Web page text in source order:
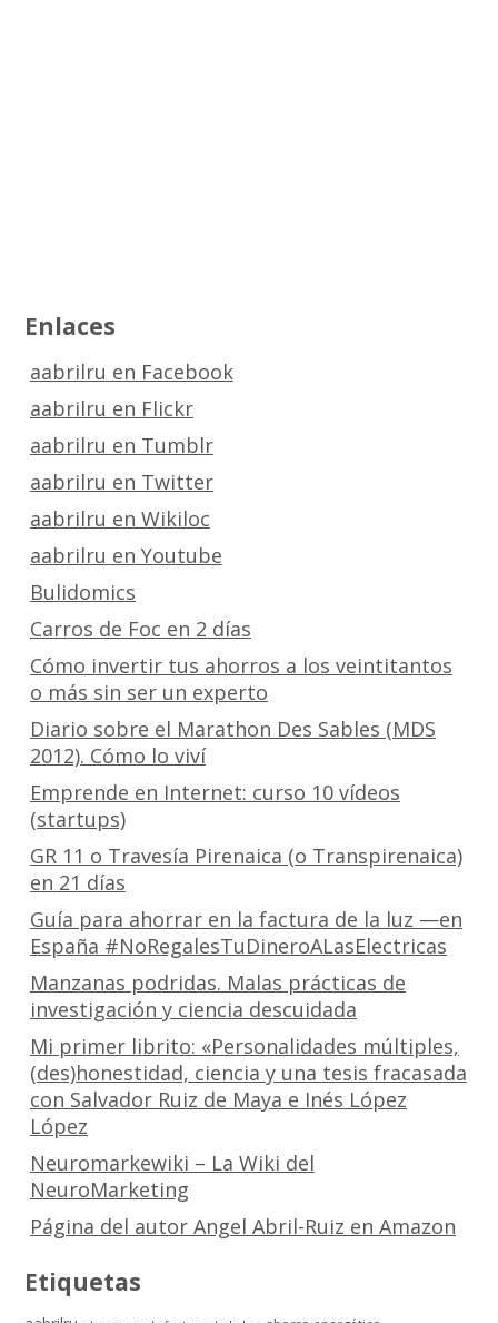
Enlaces
aabrilru en Facebook
aabrilru en Flickr
aabrilru en Tumblr
aabrilru en Twitter
aabrilru en Wikiloc
aabrilru en Youtube
Bulidomics
Carros de Foc en 2 días
Cómo invertir tus ahorros a los veintitantos
o más sin ser un experto
Diario sobre el Marathon Des Sables (MDS
2012). Cómo lo viví
Emprende en Internet: curso 10 vídeos
(startups)
GR 11 o Travesía Pirenaica (o Transpirenaica)
en 21 días
Guía para ahorrar en la factura de la luz —en
España #NoRegalesTuDineroALasElectricas
Manzanas podridas. Malas prácticas de
investigación y ciencia descuidada
Mi primer librito: «Personalidades múltiples,
(des)honestidad, ciencia y una tesis fracasada
con Salvador Ruiz de Maya e Inés López
López
Neuromarkewiki – La Wiki del
NeuroMarketing
Página del autor Angel Abril-Ruiz en Amazon
Etiquetas